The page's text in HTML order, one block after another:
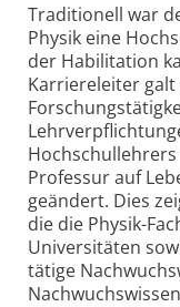
Traditionell war
Physik eine
der Habilitation
Karriereleiter
Professur auf
geändert. Dies
die die Physik-
Universitäten
tätige